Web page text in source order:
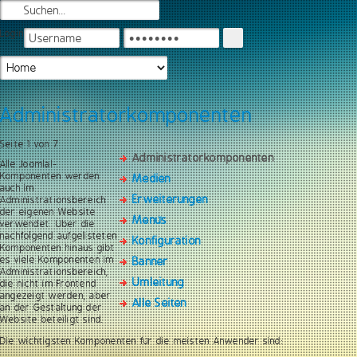
Login
Administratorkomponenten
Administratorkomponenten
Medien
Erweiterungen
Menüs
Konfiguration
Banner
Umleitung
Alle Seiten
Seite 1 von 7
Alle Joomla!-
Komponenten werden
auch im
Administrationsbereich
der eigenen Website
verwendet. Über die
nachfolgend aufgelisteten
Komponenten hinaus gibt
es viele Komponenten im
Administrationsbereich,
die nicht im Frontend
angezeigt werden, aber
an der Gestaltung der
Website beteiligt sind.
Die wichtigsten Komponenten für die meisten Anwender sind: